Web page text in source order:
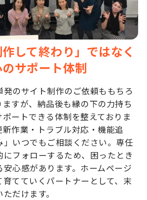
作して終わり」ではなく
サポート体制
発のサイト制作のご依頼ももちろ
ますが、納品後も縁の下の力持ち
ポートできる体制を整えておりま
作業・トラブル対応・機能追
」いつでもご相談ください。専任
にフォローするため、困ったとき
安心感があります。ホームページ
てていくパートナーとして、末
だけます。